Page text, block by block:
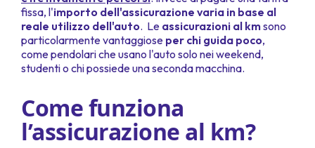
fissa, l'importo dell'assicurazione varia in base al
reale utilizzo dell'auto. Le assicurazioni al kmsono
particolarmente vantaggiose per chi guida poco,
come pendolari che usano l'auto solo nei weekend,
studenti o chi possiede una seconda macchina.
Come funziona
l’assicurazione al km?